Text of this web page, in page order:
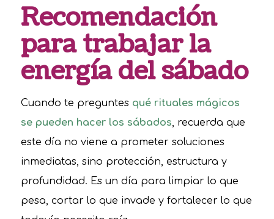
Recomendación
para trabajar la
energía del sábado
Cuando te preguntes qué rituales mágicos
se pueden hacer los sábados, recuerda que
este día no viene a prometer soluciones
inmediatas, sino protección, estructura y
profundidad. Es un día para limpiar lo que
pesa, cortar lo que invade y fortalecer lo que